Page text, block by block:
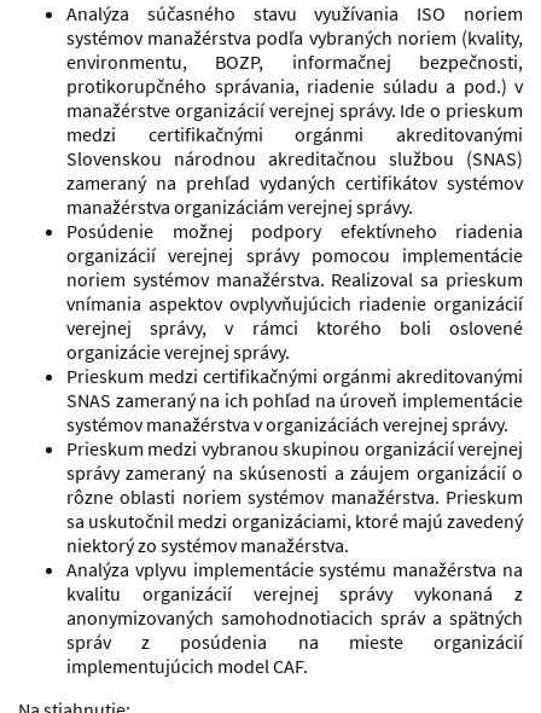
Analýza súčasného stavu využívania ISO noriem
systémov manažérstva podľa vybraných noriem (kvality,
environmentu, BOZP, informačnej bezpečnosti,
protikorupčného správania, riadenie súladu a pod.) v
manažérstve organizácií verejnej správy. Ide o prieskum
medzi certifikačnými orgánmi akreditovanými
Slovenskou národnou akreditačnou službou (SNAS)
zameraný na prehľad vydaných certifikátov systémov
manažérstva organizáciám verejnej správy.
Posúdenie možnej podpory efektívneho riadenia
organizácií verejnej správy pomocou implementácie
noriem systémov manažérstva. Realizoval sa prieskum
vnímania aspektov ovplyvňujúcich riadenie organizácií
verejnej správy, v rámci ktorého boli oslovené
organizácie verejnej správy.
Prieskum medzi certifikačnými orgánmi akreditovanými
SNAS zameraný na ich pohľad na úroveň implementácie
systémov manažérstva v organizáciách verejnej správy.
Prieskum medzi vybranou skupinou organizácií verejnej
správy zameraný na skúsenosti a záujem organizácií o
rôzne oblasti noriem systémov manažérstva. Prieskum
sa uskutočnil medzi organizáciami, ktoré majú zavedený
niektorý zo systémov manažérstva.
Analýza vplyvu implementácie systému manažérstva na
kvalitu organizácií verejnej správy vykonaná z
anonymizovaných samohodnotiacich správ a spätných
správ z posúdenia na mieste organizácií
implementujúcich model CAF.